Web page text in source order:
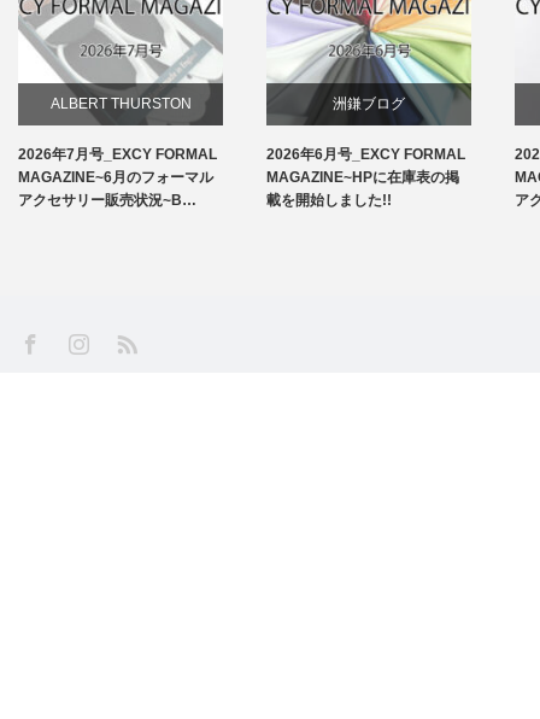
ALBERT THURSTON
お知らせ
2026年7月号_EXCY FORMAL
MAGAZINE~6月のフォーマル
アクセサリー販売状況~B…
洲鎌ブログ
2026年6月号_EXCY FORMAL
MAGAZINE~HPに在庫表の掲
載を開始しました!!
ア
FacebookInstagram